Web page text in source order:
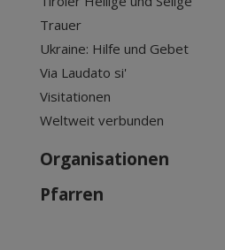
Trauer
Ukraine: Hilfe und Gebet
Via Laudato si'
Visitationen
Weltweit verbunden
Organisationen
Pfarren